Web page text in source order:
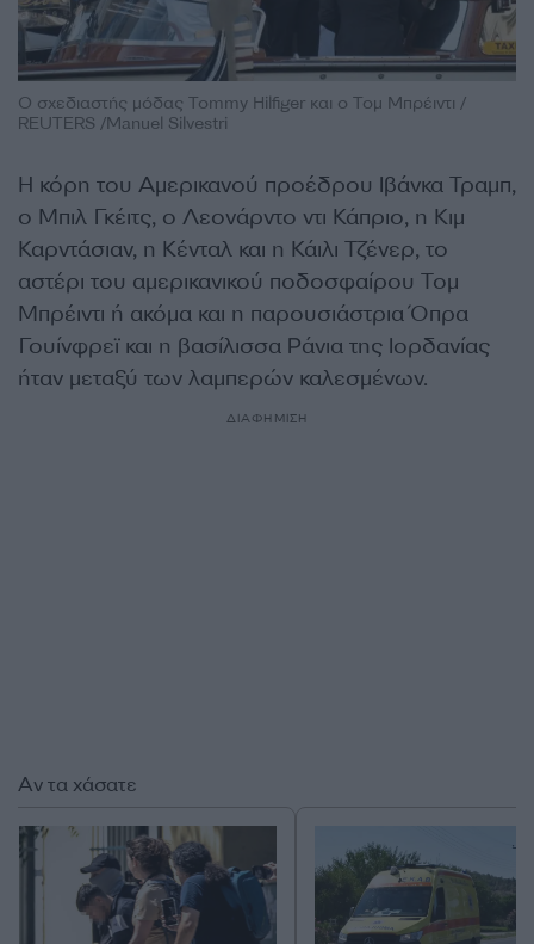
Ο σχεδιαστής μόδας Tommy Hilfiger και ο Τομ Μπρέιντι /
REUTERS /Manuel Silvestri
Η κόρη του Αμερικανού προέδρου Ιβάνκα Τραμπ,
ο Μπιλ Γκέιτς, ο Λεονάρντο ντι Κάπριο, η Κιμ
Καρντάσιαν, η Κένταλ και η Κάιλι Τζένερ, το
αστέρι του αμερικανικού ποδοσφαίρου Τομ
Μπρέιντι ή ακόμα και η παρουσιάστρια Όπρα
Γουίνφρεϊ και η βασίλισσα Ράνια της Ιορδανίας
ήταν μεταξύ των λαμπερών καλεσμένων.
ΔΙΑΦΗΜΙΣΗ
Αν τα χάσατε